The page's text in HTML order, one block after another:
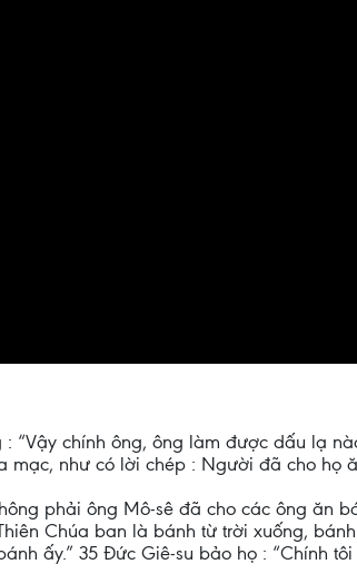
“Vậy chính ông, ông làm được dấu lạ
mạc, như có lời chép : Người đã cho họ
phải ông Mô-sê đã cho các ông ăn
Chúa ban là bánh từ trời xuống,
ấy.” 35 Đức Giê-su bảo họ : “Chính